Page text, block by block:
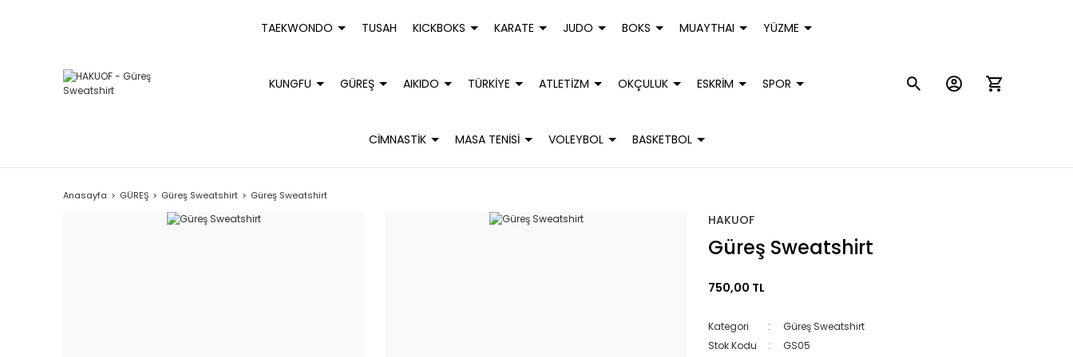
TAEKWONDO TUSAH KICKBOKS KARATE JUDO BOKS MUAYTHAI YÜZME
KUNGFU GÜREŞ AIKIDO TÜRKİYE ATLETİZM OKÇULUK ESKRİM SPOR
CİMNASTİK MASA TENİSİ VOLEYBOL BASKETBOL
Anasayfa GÜREŞ Güreş Sweatshirt Güreş Sweatshirt
HAKUOF
Güreş Sweatshirt
750,00 TL
Kategori
Güreş Sweatshirt
Stok Kodu
GS05